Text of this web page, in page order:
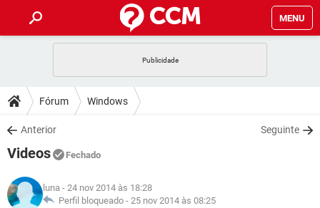
MENU
CELULAR
OUTLOOK
INSTAGRAM
GUIA DE COMPRAS
DICAS
JOGOS
INSTAGRAM
DOWNLOADS
JOGOS
CELULAR
OUTLOOK EXCEL
JOGOS
GLOSSÁRIO
Fórum Windows
Anterior Seguinte
Videos Fechado
luna - 24 nov 2014 às 18:28
Perfil bloqueado - 25 nov 2014 às 08:25